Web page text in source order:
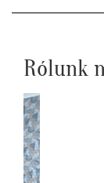
Rólunk